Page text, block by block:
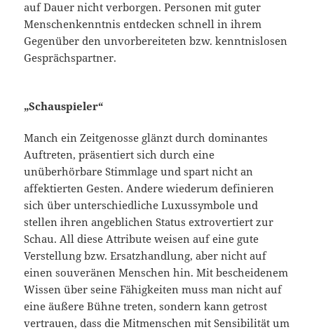
auf Dauer nicht verborgen. Personen mit guter
Menschenkenntnis entdecken schnell in ihrem
Gegenüber den unvorbereiteten bzw. kenntnislosen
Gesprächspartner.
„Schauspieler“
Manch ein Zeitgenosse glänzt durch dominantes
Auftreten, präsentiert sich durch eine
unüberhörbare Stimmlage und spart nicht an
affektierten Gesten. Andere wiederum definieren
sich über unterschiedliche Luxussymbole und
stellen ihren angeblichen Status extrovertiert zur
Schau. All diese Attribute weisen auf eine gute
Verstellung bzw. Ersatzhandlung, aber nicht auf
einen souveränen Menschen hin. Mit bescheidenem
Wissen über seine Fähigkeiten muss man nicht auf
eine äußere Bühne treten, sondern kann getrost
vertrauen, dass die Mitmenschen mit Sensibilität um